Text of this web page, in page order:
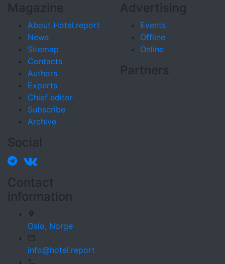
Magazine
About Hotel.report
News
Sitemap
Contacts
Authors
Experts
Chief editor
Subscribe
Archive
Advertising
Events
Offline
Online
Partners
Social
Contact
information
Oslo, Norge
info@hotel.report